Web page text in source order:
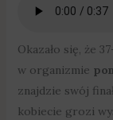
Okazało się, że
w organizmie
znajdzie swój
kobiecie grozi